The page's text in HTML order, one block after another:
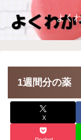
よく
1週間分の薬
X